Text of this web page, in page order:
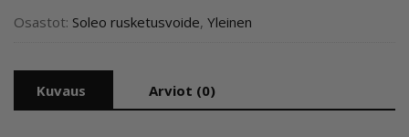
Osastot: Soleo rusketusvoide, Yleinen
Kuvaus Arviot (0)